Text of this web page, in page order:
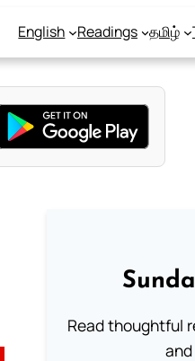
English Readings தமிழ்
Read thoughtful